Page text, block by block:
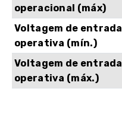
operacional (máx)
Voltagem de entrada
operativa (mín.)
Voltagem de entrada
operativa (máx.)